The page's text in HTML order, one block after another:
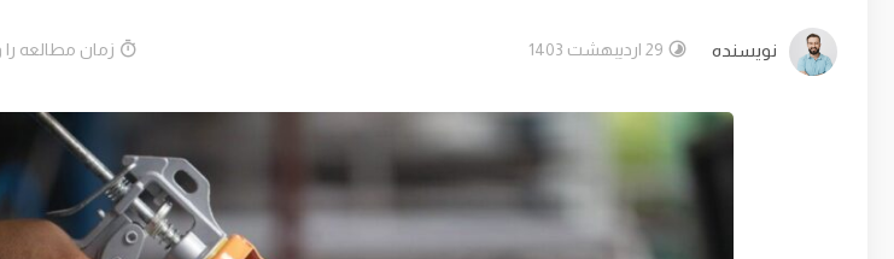
نویسنده 29 اردیبهشت 1403 زمان مطالعه را